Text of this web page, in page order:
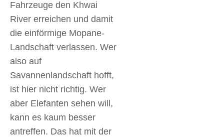
Fahrzeuge den Khwai
River erreichen und damit
die einförmige Mopane-
Landschaft verlassen. Wer
also auf
Savannenlandschaft hofft,
ist hier nicht richtig. Wer
aber Elefanten sehen will,
kann es kaum besser
antreffen. Das hat mit der